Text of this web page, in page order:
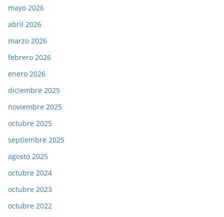
mayo 2026
abril 2026
marzo 2026
febrero 2026
enero 2026
diciembre 2025
noviembre 2025
octubre 2025
septiembre 2025
agosto 2025
octubre 2024
octubre 2023
octubre 2022